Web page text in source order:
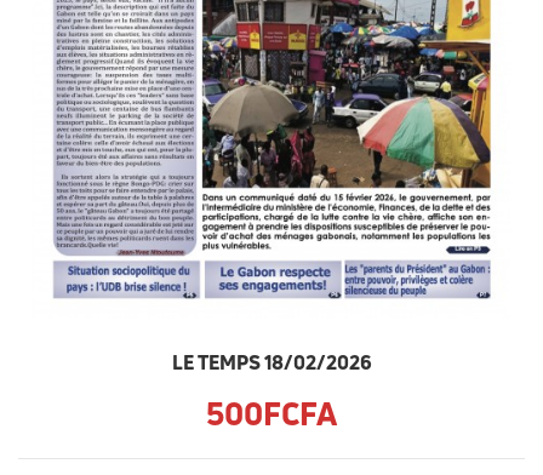
LE TEMPS 18/02/2026
500FCFA